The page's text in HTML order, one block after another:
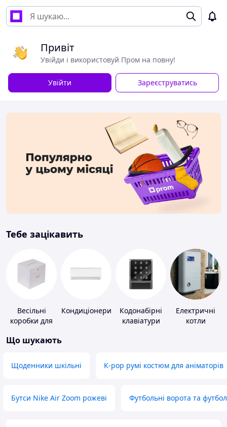
Привіт
Увійди і використовуй Пром на повну!
Увійти Зареєструватись
Тебе зацікавить
Весільні
коробки для
Кондиціонери
Кодонабірні
клавіатури
Електричні
котли
Що шукають
Щоденники шкільні K-pop румі костюм для аніматорів
Бутси Nike Air Zoom рожеві Футбольні ворота та